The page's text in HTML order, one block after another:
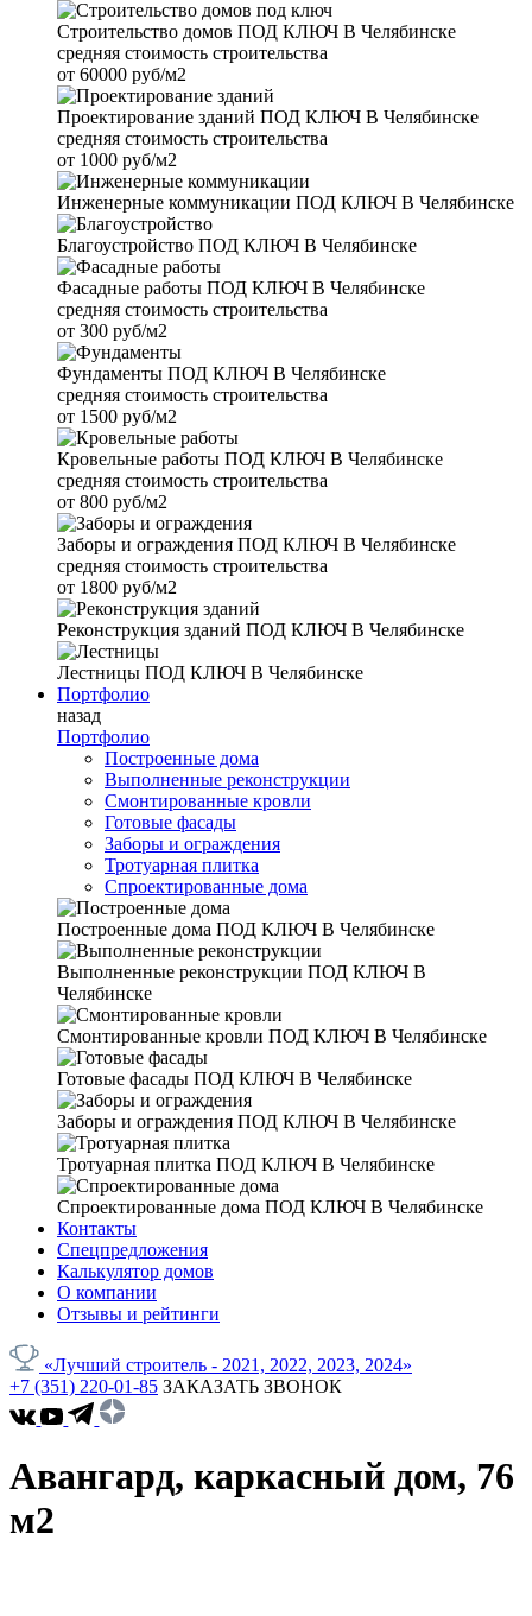
Строительство домов ПОД КЛЮЧ В Челябинске
средняя стоимость строительства
от 60000 руб/м2
Проектирование зданий ПОД КЛЮЧ В Челябинске
средняя стоимость строительства
от 1000 руб/м2
Инженерные коммуникации ПОД КЛЮЧ В Челябинске
Благоустройство ПОД КЛЮЧ В Челябинске
Фасадные работы ПОД КЛЮЧ В Челябинске
средняя стоимость строительства
от 300 руб/м2
Фундаменты ПОД КЛЮЧ В Челябинске
средняя стоимость строительства
от 1500 руб/м2
Кровельные работы ПОД КЛЮЧ В Челябинске
средняя стоимость строительства
от 800 руб/м2
Заборы и ограждения ПОД КЛЮЧ В Челябинске
средняя стоимость строительства
от 1800 руб/м2
Реконструкция зданий ПОД КЛЮЧ В Челябинске
Лестницы ПОД КЛЮЧ В Челябинске
Портфолио
назад
Портфолио
Построенные дома
Выполненные реконструкции
Смонтированные кровли
Готовые фасады
Заборы и ограждения
Тротуарная плитка
Спроектированные дома
Построенные дома ПОД КЛЮЧ В Челябинске
Выполненные реконструкции ПОД КЛЮЧ В
Челябинске
Смонтированные кровли ПОД КЛЮЧ В Челябинске
Готовые фасады ПОД КЛЮЧ В Челябинске
Заборы и ограждения ПОД КЛЮЧ В Челябинске
Тротуарная плитка ПОД КЛЮЧ В Челябинске
Спроектированные дома ПОД КЛЮЧ В Челябинске
Контакты
Спецпредложения
Калькулятор домов
О компании
Отзывы и рейтинги
«Лучший строитель - 2021, 2022, 2023, 2024»
+7 (351) 220-01-85 ЗАКАЗАТЬ ЗВОНОК
Авангард, каркасный дом, 76
м2